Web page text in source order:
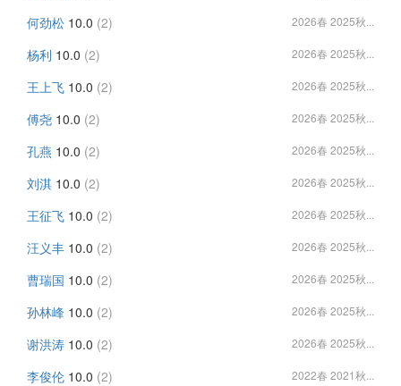
何劲松 10.0 (2) 2026春 2025秋...
杨利 10.0 (2) 2026春 2025秋...
王上飞 10.0 (2) 2026春 2025秋...
傅尧 10.0 (2) 2026春 2025秋...
孔燕 10.0 (2) 2026春 2025秋...
刘淇 10.0 (2) 2026春 2025秋...
王征飞 10.0 (2) 2026春 2025秋...
汪义丰 10.0 (2) 2026春 2025秋...
曹瑞国 10.0 (2) 2026春 2025秋...
孙林峰 10.0 (2) 2026春 2025秋...
谢洪涛 10.0 (2) 2026春 2025秋...
李俊伦 10.0 (2) 2022春 2021秋...